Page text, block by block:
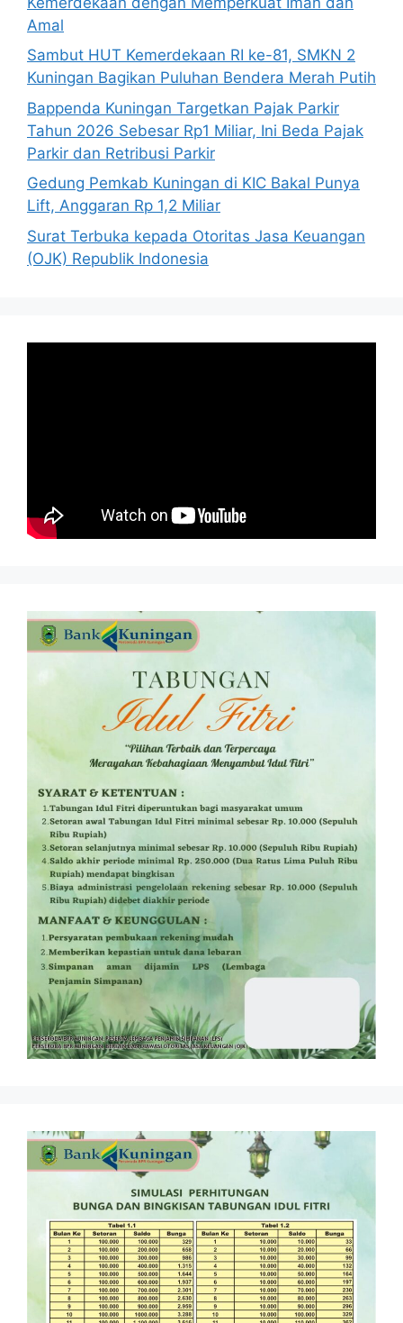
Amal
Sambut HUT Kemerdekaan RI ke-81, SMKN 2
Kuningan Bagikan Puluhan Bendera Merah Putih
Bappenda Kuningan Targetkan Pajak Parkir
Tahun 2026 Sebesar Rp1 Miliar, Ini Beda Pajak
Parkir dan Retribusi Parkir
Gedung Pemkab Kuningan di KIC Bakal Punya
Lift, Anggaran Rp 1,2 Miliar
Surat Terbuka kepada Otoritas Jasa Keuangan
(OJK) Republik Indonesia